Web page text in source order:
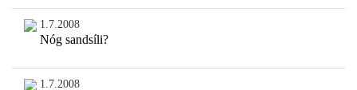
1.7.2008
Nóg sandsíli?
1.7.2008